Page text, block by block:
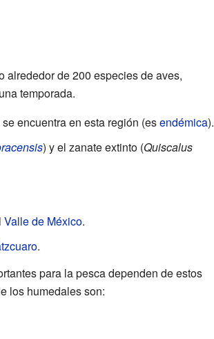
alrededor de 200 especies de aves,
temporada.
encuentra en esta región (esendémica).
) y el zanate extinto (Quiscalus
Valle de México.
.
para la pesca dependen de estos
los humedales son: